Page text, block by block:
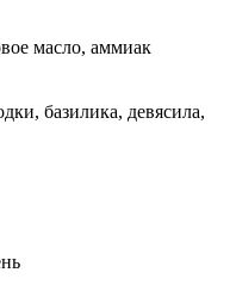
масло, аммиак
базилика, девясила,